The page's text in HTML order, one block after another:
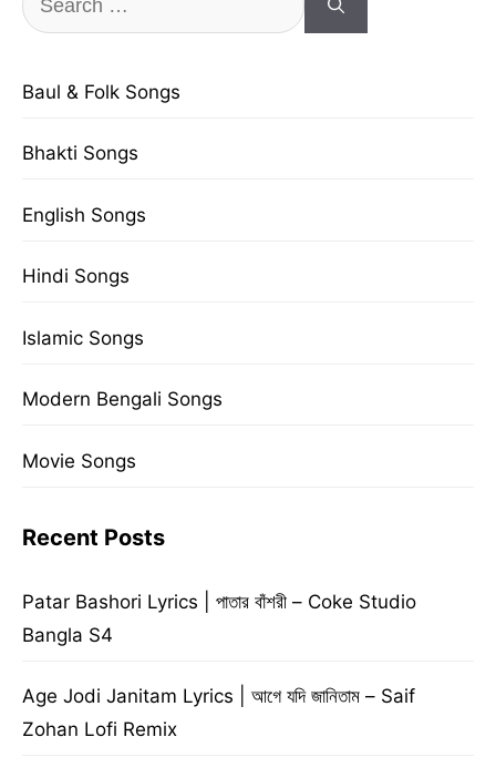
for:
Baul & Folk Songs
Bhakti Songs
English Songs
Hindi Songs
Islamic Songs
Modern Bengali Songs
Movie Songs
Recent Posts
Patar Bashori Lyrics | পাতার বাঁশরী – Coke Studio
Bangla S4
Age Jodi Janitam Lyrics | আগে যদি জানিতাম – Saif
Zohan Lofi Remix